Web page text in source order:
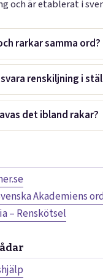
och är etablerat i
rarkar samma ord?
renskiljning i
det ibland rakar?
Akademiens
– Renskötsel